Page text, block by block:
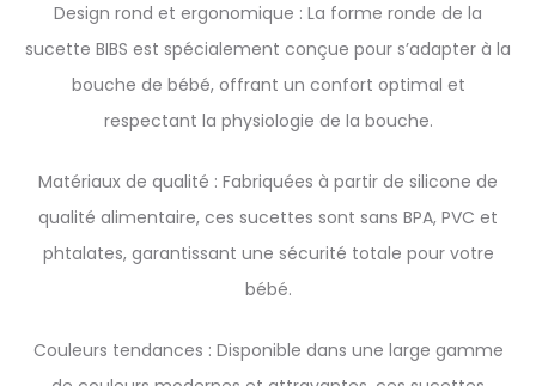
Design rond et ergonomique : La forme ronde de la
sucette BIBS est spécialement conçue pour s’adapter à la
bouche de bébé, offrant un confort optimal et
respectant la physiologie de la bouche.
Matériaux de qualité : Fabriquées à partir de silicone de
qualité alimentaire, ces sucettes sont sans BPA, PVC et
phtalates, garantissant une sécurité totale pour votre
bébé.
Couleurs tendances : Disponible dans une large gamme